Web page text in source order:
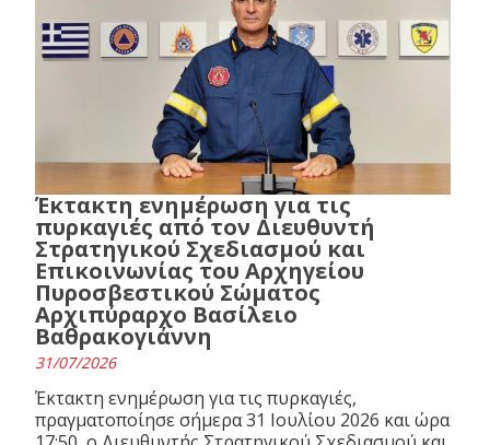
Έκτακτη ενημέρωση για τις
πυρκαγιές από τον Διευθυντή
Στρατηγικού Σχεδιασμού και
Επικοινωνίας του Αρχηγείου
Πυροσβεστικού Σώματος
Αρχιπύραρχο Βασίλειο
Βαθρακογιάννη
31/07/2026
Έκτακτη ενημέρωση για τις πυρκαγιές,
πραγματοποίησε σήμερα 31 Ιουλίου 2026 και ώρα